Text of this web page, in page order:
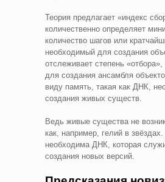
Теория предлагает «индекс
количественно определяет
количество шагов или
необходимый для создания
отслеживает степень
для создания ансамбля
виду память, такая как ДНК,
создания живых существ.
Ведь живые существа не
как, например, гелий в
необходима ДНК, которая
создания новых версий.